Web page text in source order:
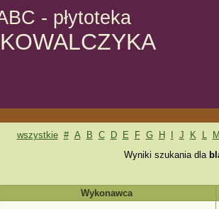
- płytoteka
wszystkie # A B C D E F G H J K L
Wyniki szukania dla
Wykonawca